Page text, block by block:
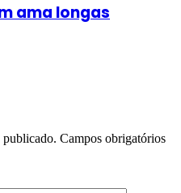
ama longas
publicado. Campos obrigatórios